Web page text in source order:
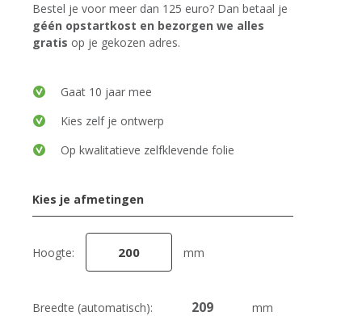
Bestel je voor meer dan 125 euro? Dan betaal je
géén opstartkost en bezorgen we alles
gratis op je gekozen adres.
Gaat 10 jaar mee
Kies zelf je ontwerp
Op kwalitatieve zelfklevende folie
Kies je afmetingen
Hoogte: mm
Breedte (automatisch): mm